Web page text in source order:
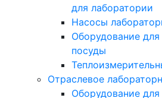
для лаборатории
Насосы
Оборудование
посуды
Отраслевое
Оборудование